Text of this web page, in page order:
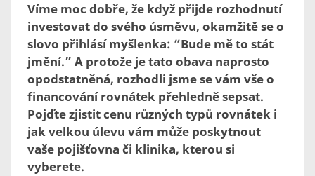
Víme moc dobře, že když přijde rozhodnutí
investovat do svého úsměvu, okamžitě se o
slovo přihlásí myšlenka: “Bude mě to stát
jmění.” A protože je tato obava naprosto
opodstatněná, rozhodli jsme se vám vše o
financování rovnátek přehledně sepsat.
Pojďte zjistit cenu různých typů rovnátek i
jak velkou úlevu vám může poskytnout
vaše pojišťovna či klinika, kterou si
vyberete.